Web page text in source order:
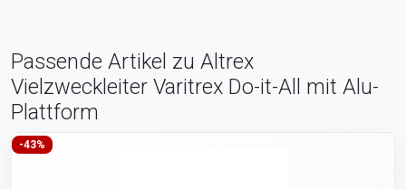
Passende Artikel zu Altrex
Vielzweckleiter Varitrex Do-it-All mit Alu-
Plattform
-43%